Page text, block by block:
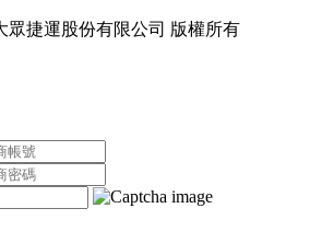
眾捷運股份有限公司 版權所有